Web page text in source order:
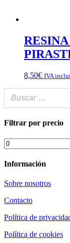
8,50€ IVA
Filtrar por precio
Precio
mínimo
Información
Sobre nosotros
Contacto
Política de
Política de cookies